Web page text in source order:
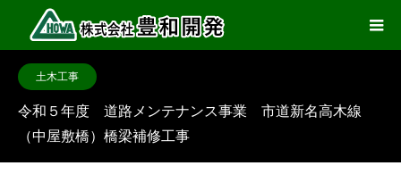
土木工事
令和５年度 道路メンテナンス事業 市道新名高木線
（中屋敷橋）橋梁補修工事